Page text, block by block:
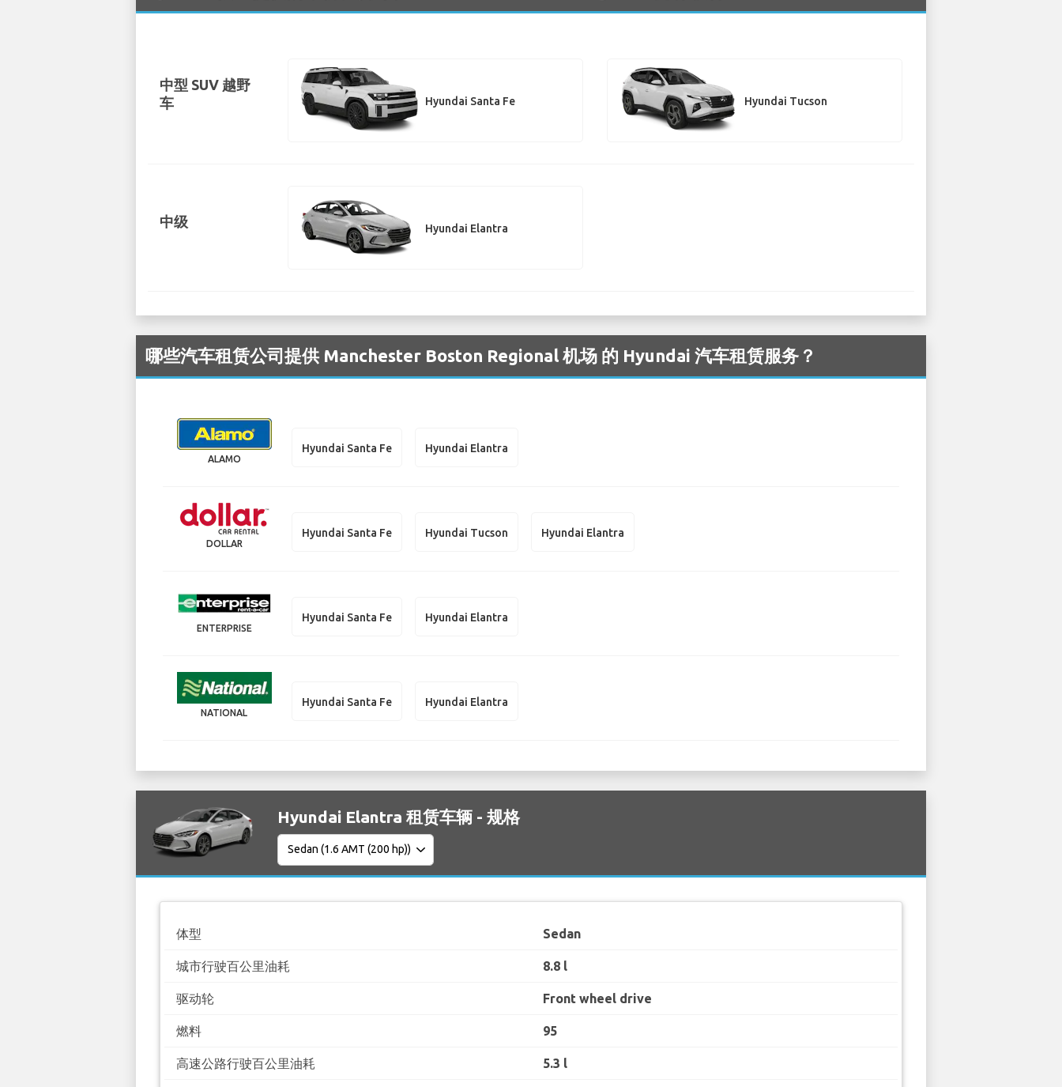
中型 SUV 越野
车
Hyundai Santa Fe Hyundai Tucson
中级 Hyundai Elantra
哪些汽车租赁公司提供 Manchester Boston Regional 机场 的 Hyundai 汽车租赁服务？
ALAMO
Hyundai Santa Fe Hyundai Elantra
DOLLAR
Hyundai Santa Fe Hyundai Tucson Hyundai Elantra
ENTERPRISE
Hyundai Santa Fe Hyundai Elantra
NATIONAL
Hyundai Santa Fe Hyundai Elantra
Hyundai Elantra 租赁车辆 - 规格
体型 Sedan
城市行驶百公里油耗 8.8 l
驱动轮 Front wheel drive
燃料 95
高速公路行驶百公里油耗 5.3 l